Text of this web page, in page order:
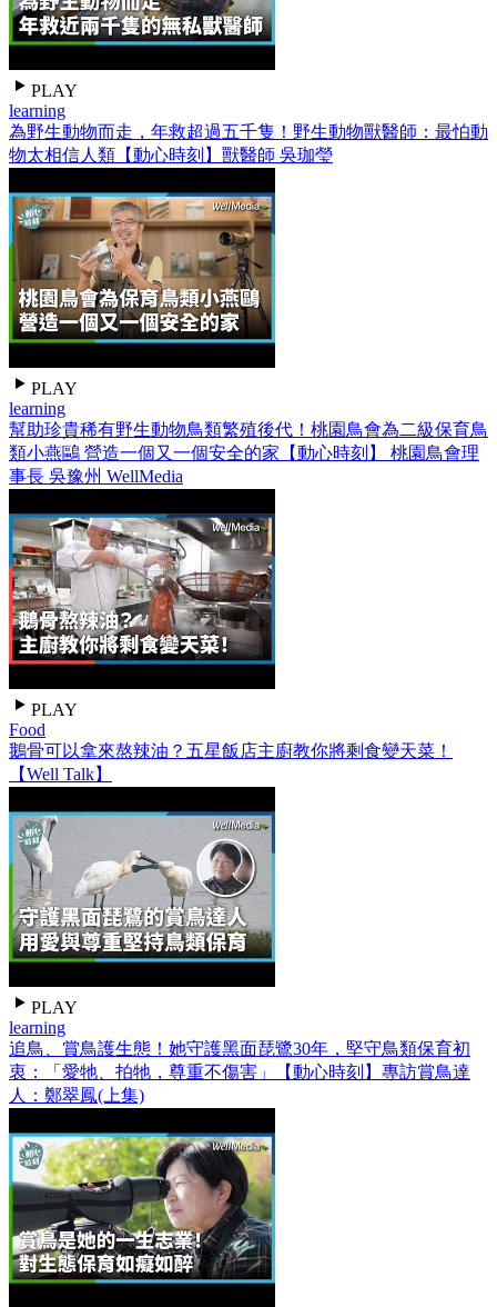
PLAY
learning
為野生動物而走，年救超過五千隻！野生動物獸醫師：最怕動
物太相信人類【動心時刻】獸醫師 吳珈瑩
PLAY
learning
幫助珍貴稀有野生動物鳥類繁殖後代！桃園鳥會為二級保育鳥
類小燕鷗 營造一個又一個安全的家【動心時刻】 桃園鳥會理
事長 吳豫州 WellMedia
PLAY
Food
鵝骨可以拿來熬辣油？五星飯店主廚教你將剩食變天菜！
【Well Talk】
PLAY
learning
追鳥、賞鳥護生態！她守護黑面琵鷺30年，堅守鳥類保育初
衷：「愛牠、拍牠，尊重不傷害」【動心時刻】專訪賞鳥達
人：鄭翠鳳(上集)